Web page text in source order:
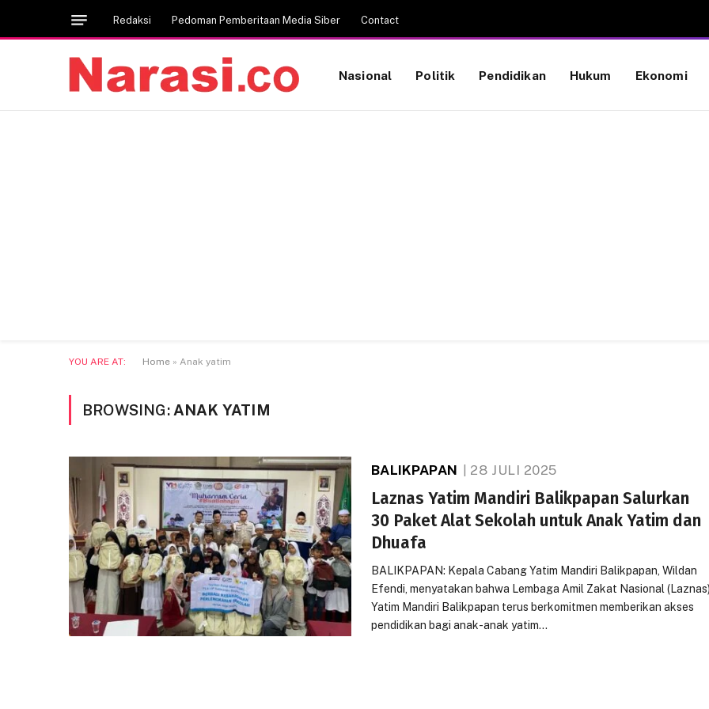
Redaksi Pedoman Pemberitaan Media Siber Contact
Nasional Politik Pendidikan Hukum Ekonomi
YOU ARE AT: Home » Anak yatim
BROWSING: ANAK YATIM
BALIKPAPAN 28 JULI 2025
Laznas Yatim Mandiri Balikpapan Salurkan
30 Paket Alat Sekolah untuk Anak Yatim dan
Dhuafa
BALIKPAPAN: Kepala Cabang Yatim Mandiri Balikpapan, Wildan
Efendi, menyatakan bahwa Lembaga Amil Zakat Nasional
Yatim Mandiri Balikpapan terus berkomitmen memberikan akses
pendidikan bagi anak-anak yatim…